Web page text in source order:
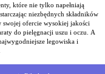
które nie tylko napełniają
niezbędnych składników
ofercie wysokiej jakości
do pielęgnacji uszu i oczu. A
legowiska i